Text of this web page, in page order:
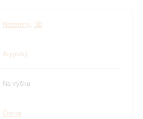
Nastenný, 3D
Atypický
Na výšku
Čierna